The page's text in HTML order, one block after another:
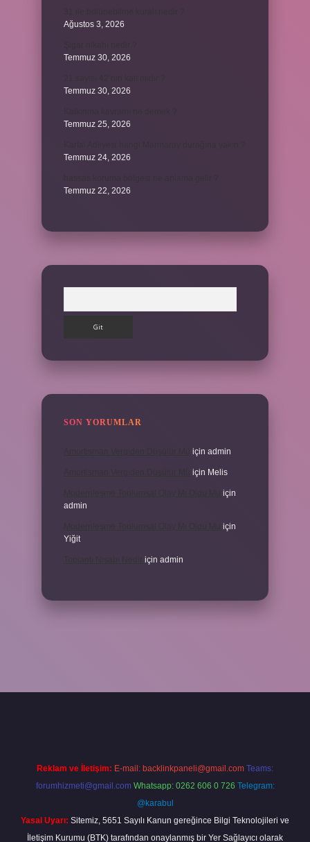
Ağustos 3, 2026
Temmuz 30, 2026
Temmuz 30, 2026
Temmuz 25, 2026
Temmuz 24, 2026
Temmuz 22, 2026
SON YORUMLAR
için admin
için Melis
için
admin
için
Yiğit
için admin
Reklam ve İletişim: E-mail: backlinkpaneli@gmail.com Teams:
forumhizmeti@gmail.com Whatsapp: 0262 606 0 726 Telegram:
@karabul
Yasal Uyarı: Sitemiz, 5651 Sayılı Kanun gereğince Bilgi Teknolojileri ve
İletişim Kurumu (BTK) tarafından onaylanmış bir Yer Sağlayıcı olarak